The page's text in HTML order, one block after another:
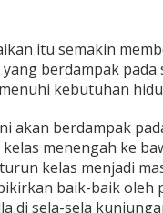
n
P
P
N
e
r
p
o
e
itu semakin
berdampak pada
kebutuhan
akan berdampak
menengah ke
kelas menjadi
baik-baik oleh
di sela-sela